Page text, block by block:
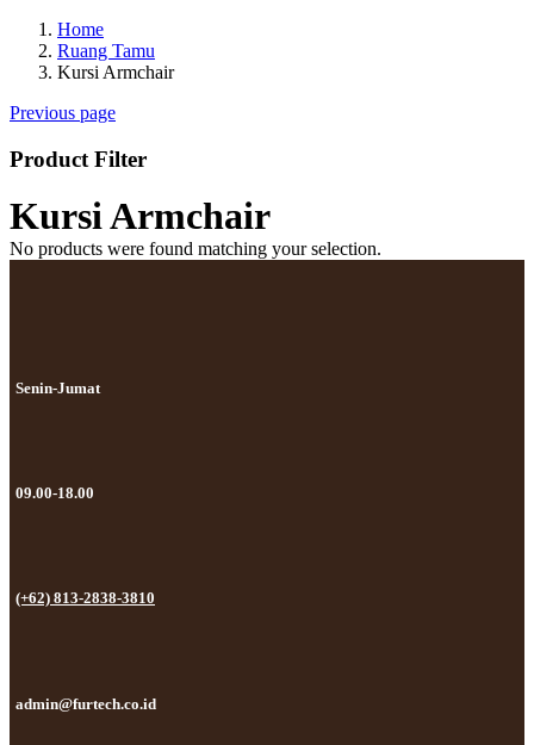
Home
Ruang Tamu
Kursi Armchair
Previous page
Product Filter
Kursi Armchair
No products were found matching your selection.
Senin-Jumat
09.00-18.00
(+62) 813-2838-3810
admin@furtech.co.id